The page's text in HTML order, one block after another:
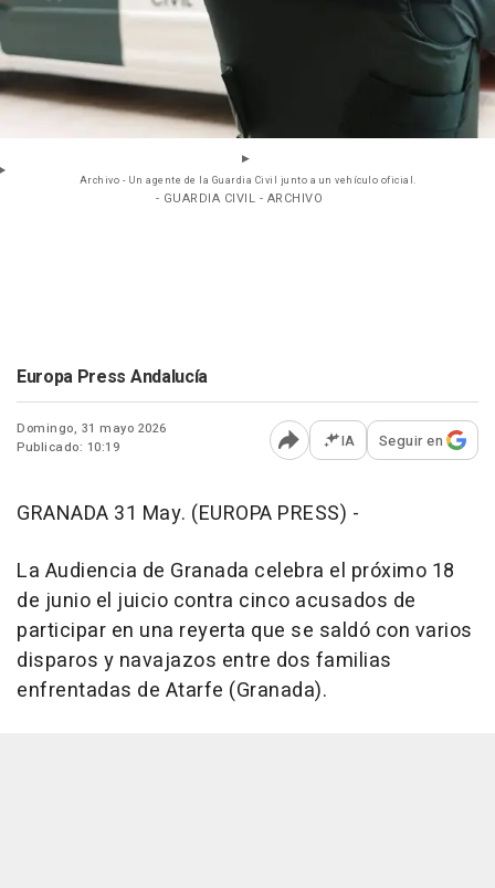
Archivo - Un agente de la Guardia Civil junto a un vehículo oficial.
- GUARDIA CIVIL - ARCHIVO
Europa Press Andalucía
Domingo, 31 mayo 2026
Publicado: 10:19
Abrir opciones para
IA Seguir en
GRANADA 31 May. (EUROPA PRESS) -
La Audiencia de Granada celebra el próximo 18
de junio el juicio contra cinco acusados de
participar en una reyerta que se saldó con varios
disparos y navajazos entre dos familias
enfrentadas de Atarfe (Granada).